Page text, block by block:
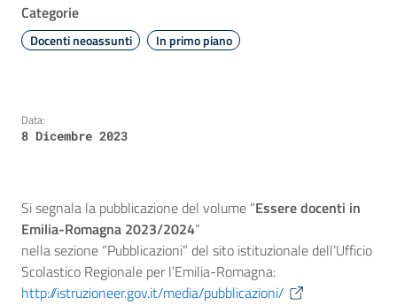
Categorie
Docenti neoassunti In primo piano
Data:
8 Dicembre 2023
Si segnala la pubblicazione del volume “Essere docenti in
Emilia-Romagna 2023/2024“
nella sezione “Pubblicazioni” del sito istituzionale dell’Ufficio
Scolastico Regionale per l’Emilia-Romagna:
http://istruzioneer.gov.it/media/pubblicazioni/